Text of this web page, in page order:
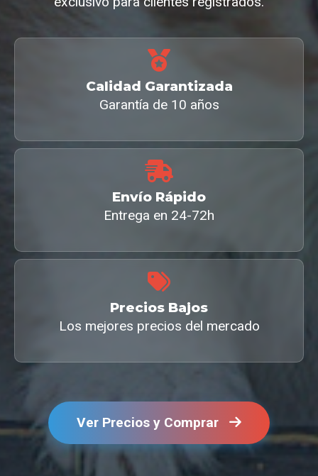
Calidad Garantizada
Garantía de 10 años
Envío Rápido
Entrega en 24-72h
Precios Bajos
Los mejores precios del mercado
Ver Precios y Comprar